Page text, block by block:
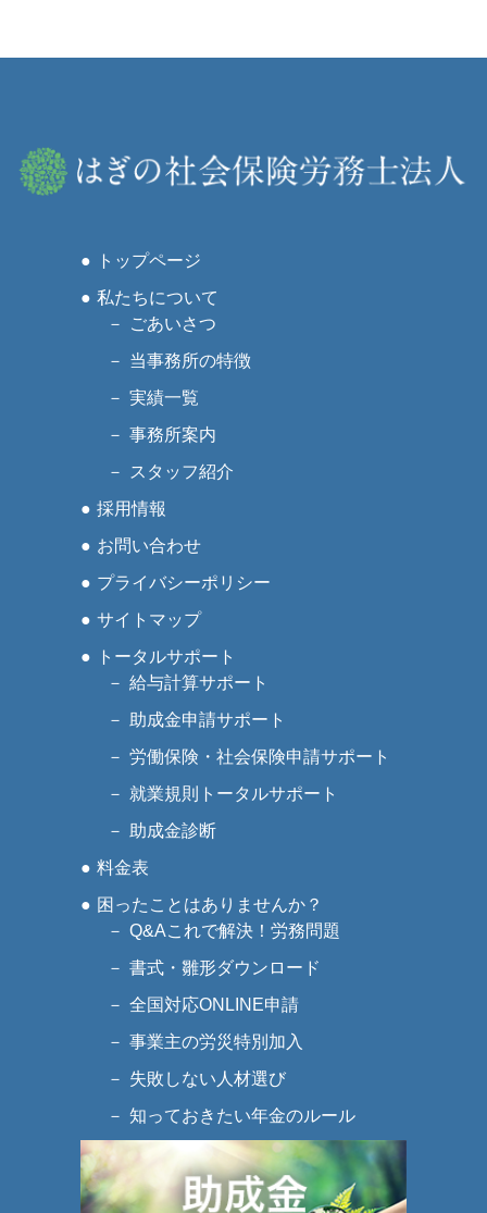
トップページ
私たちについて
ごあいさつ
当事務所の特徴
実績一覧
事務所案内
スタッフ紹介
採用情報
お問い合わせ
プライバシーポリシー
サイトマップ
トータルサポート
給与計算サポート
助成金申請サポート
労働保険・社会保険申請サポート
就業規則トータルサポート
助成金診断
料金表
困ったことはありませんか？
Q&Aこれで解決！労務問題
書式・雛形ダウンロード
全国対応ONLINE申請
事業主の労災特別加入
失敗しない人材選び
知っておきたい年金のルール